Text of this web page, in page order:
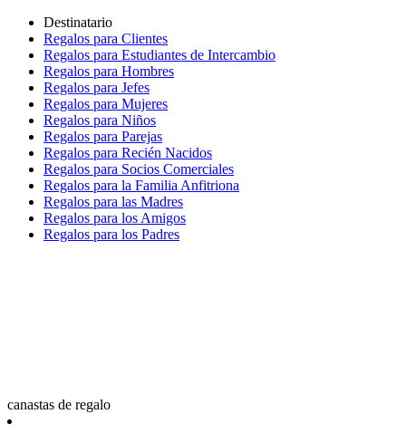
Destinatario
Regalos para Clientes
Regalos para Estudiantes de Intercambio
Regalos para Hombres
Regalos para Jefes
Regalos para Mujeres
Regalos para Niños
Regalos para Parejas
Regalos para Recién Nacidos
Regalos para Socios Comerciales
Regalos para la Familia Anfitriona
Regalos para las Madres
Regalos para los Amigos
Regalos para los Padres
canastas de regalo